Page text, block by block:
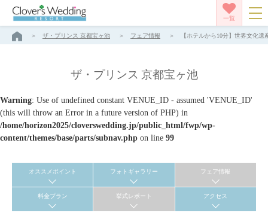
一覧
ザ・プリンス 京都宝ヶ池 フェア情報 【ホテルから10分】世界文化
ザ・プリンス 京都宝ヶ池
Warning: Use of undefined constant VENUE_ID - assumed 'VENUE_ID'
(this will throw an Error in a future version of PHP) in
/home/horizon2025/cloverswedding.jp/public_html/fwp/wp-
content/themes/base/parts/subnav.php on line 99
オススメポイント フォトギャラリー フェア情報
料金プラン 挙式レポート アクセス